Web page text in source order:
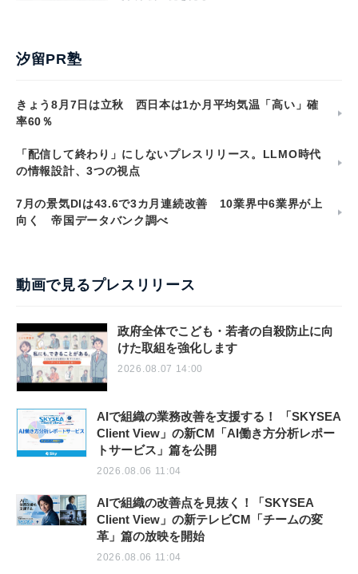
汐留PR塾
きょう8月7日は立秋 西日本は1か月平均気温「高い」確
率60％
「配信して終わり」にしないプレスリリース。LLMO時代
の情報設計、3つの視点
7月の景気DIは43.6で3カ月連続改善 10業界中6業界が上
向く 帝国データバンク調べ
動画で見るプレスリリース
政府全体でこども・若者の自殺防止に向
けた取組を強化します
2026.08.07 14:00
AIで組織の業務改善を支援する！ 「SKYSEA
Client View」の新CM「AI働き方分析レポー
トサービス」篇を公開
2026.08.06 11:04
AIで組織の改善点を見抜く！「SKYSEA
Client View」の新テレビCM「チームの変
革」篇の放映を開始
2026.08.06 11:04